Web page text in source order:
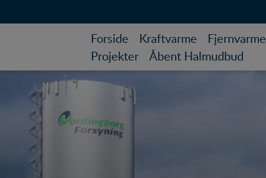
Forside Kraftvarme Fjernvarme
Projekter
Åbent Halmudbud